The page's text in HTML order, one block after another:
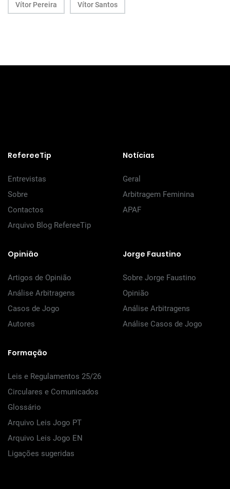
Vítor Pereira Vítor Santos
RefereeTip
Entrevistas
Sobre
Contactos
Arquivo Blog RefereeTip
Notícias
Geral
Arbitragem Feminina
APAF
Opinião
Artigos de Opinião
Análise Arbitragens
Casos de Jogo
Autores
Jorge Faustino
Sobre Jorge Faustino
Opinião
Análise Arbitragens
Análise Casos de Jogo
Formação
Leis e Regulamentos 25/26
Circulares e Comunicados
Glossário
Arquivo Leis Jogo PT
Arquivo Leis Jogo EN
Ligações sugeridas